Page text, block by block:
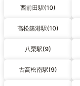
西前田駅(10)
高松築港駅(10)
八栗駅(9)
古高松南駅(9)